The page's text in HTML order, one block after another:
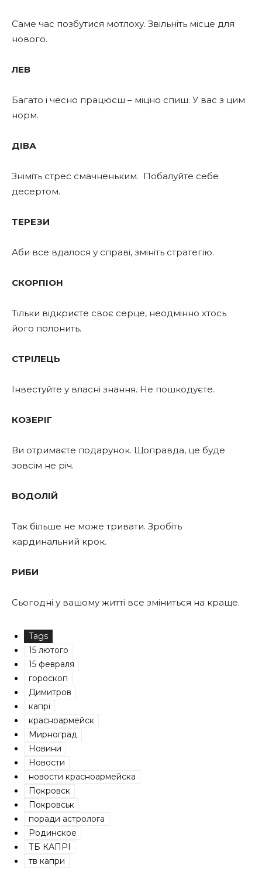
Саме час позбутися мотлоху. Звільніть місце для
нового.
ЛЕВ
Багато і чесно працюєш – міцно спиш. У вас з цим
норм.
ДІВА
Зніміть стрес смачненьким. Побалуйте себе
десертом.
ТЕРЕЗИ
Аби все вдалося у справі, змініть стратегію.
СКОРПІОН
Тільки відкриєте своє серце, неодмінно хтось
його полонить.
СТРІЛЕЦЬ
Інвестуйте у власні знання. Не пошкодуєте.
КОЗЕРІГ
Ви отримаєте подарунок. Щоправда, це буде
зовсім не річ.
ВОДОЛІЙ
Так більше не може тривати. Зробіть
кардинальний крок.
РИБИ
Сьогодні у вашому житті все зміниться на краще.
Tags
15 лютого
15 февраля
гороскоп
Димитров
капрі
красноармейск
Мирноград
Новини
Новости
новости красноармейска
Покровск
Покровськ
поради астролога
Родинское
ТБ КАПРІ
тв капри